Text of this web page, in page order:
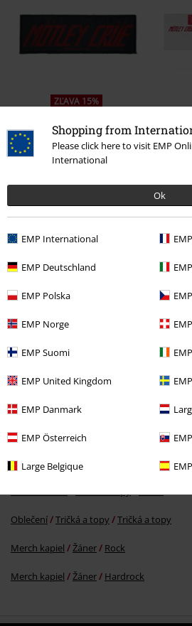
Shopping from
Please click here to visit EMP
International
Ok
EMP International
EMP Deutschland
EMP Polska
EMP Norge
EMP Suomi
EMP United Kingdom
EMP Danmark
EMP Österreich
Large Belgique
ZĽAVA 15%
0 Hodnotení
Podeľte sa o váš názor "Europe".
More categories. More options.
Extra veľkosti Muži
Oblečení Tričká a topy Tričká a topy
Merch kapiel Žáner Rock
Merch kapiel Žáner Hardrock